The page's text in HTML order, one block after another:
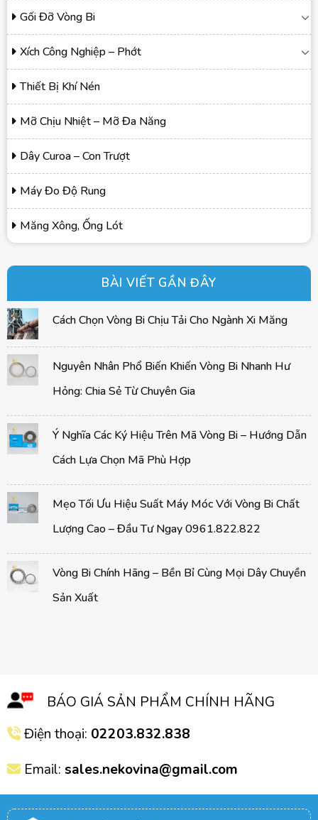
Gối Đỡ Vòng Bi
Xích Công Nghiệp – Phớt
Thiết Bị Khí Nén
Mỡ Chịu Nhiệt – Mỡ Đa Năng
Dây Curoa – Con Trượt
Máy Đo Độ Rung
Măng Xông, Ống Lót
BÀI VIẾT GẦN ĐÂY
Cách Chọn Vòng Bi Chịu Tải Cho Ngành Xi Măng
Nguyên Nhân Phổ Biến Khiến Vòng Bi Nhanh Hư
Hỏng: Chia Sẻ Từ Chuyên Gia
Ý Nghĩa Các Ký Hiệu Trên Mã Vòng Bi – Hướng Dẫn
Cách Lựa Chọn Mã Phù Hợp
Mẹo Tối Ưu Hiệu Suất Máy Móc Với Vòng Bi Chất
Lượng Cao – Đầu Tư Ngay 0961.822.822
Vòng Bi Chính Hãng – Bền Bỉ Cùng Mọi Dây Chuyền
Sản Xuất
BÁO GIÁ SẢN PHẨM CHÍNH HÃNG
Điện thoại: 02203.832.838
Email: sales.nekovina@gmail.com